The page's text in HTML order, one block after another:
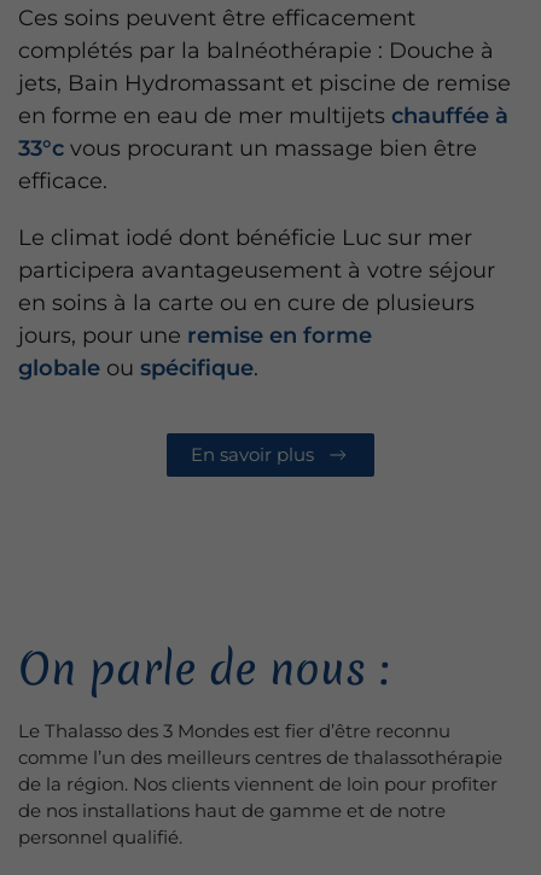
Ces soins peuvent être efficacement
complétés par la balnéothérapie : Douche à
jets, Bain Hydromassant et piscine de remise
en forme en eau de mer multijets chauffée à
33°c vous procurant un massage bien être
efficace.
Le climat iodé dont bénéficie Luc sur mer
participera avantageusement à votre séjour
en soins à la carte ou en cure de plusieurs
jours, pour une remise en forme
globale ou spécifique.
En savoir plus
On parle de nous :
Le Thalasso des 3 Mondes est fier d’être reconnu
comme l’un des meilleurs centres de thalassothérapie
de la région. Nos clients viennent de loin pour profiter
de nos installations haut de gamme et de notre
personnel qualifié.